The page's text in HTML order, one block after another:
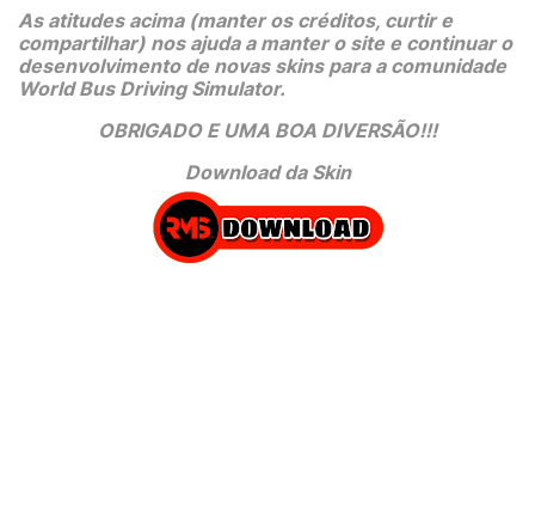
As atitudes acima (manter os créditos, curtir e
compartilhar) nos ajuda a manter o site e continuar o
desenvolvimento de novas skins para a comunidade
World Bus Driving Simulator.
OBRIGADO E UMA BOA DIVERSÃO!!!
Download da Skin